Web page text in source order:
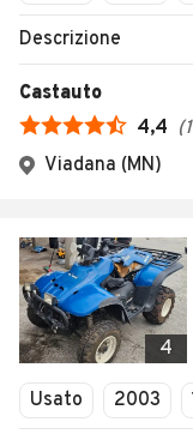
Descrizione
Castauto
4,4 (
Viadana (MN)
4
Usato 2003